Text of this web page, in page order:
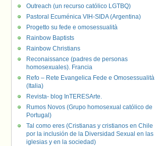
Outreach (un recurso católico LGTBQ)
Pastoral Ecuménica VIH-SIDA (Argentina)
Progetto su fede e omosessualità
Rainbow Baptists
Rainbow Christians
Reconaissance (padres de personas
homosexuales). Francia
Refo – Rete Evangelica Fede e Omosessualità
(Italia)
Revista- blog InTERESArte.
Rumos Novos (Grupo homosexual católico de
Portugal)
Tal como eres (Cristianas y cristianos en Chile
por la inclusión de la Diversidad Sexual en las
iglesias y en la sociedad)